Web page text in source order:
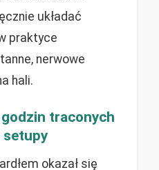
układać
praktyce
nerwowe
hali.
traconych
setupy
okazał się